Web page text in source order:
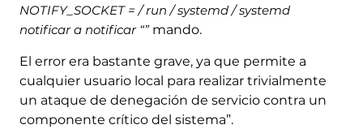
NOTIFY_SOCKET = / run / systemd / systemd
notificar a notificar “”mando.
El error era bastante grave, ya que permite a
cualquier usuario local para realizar trivialmente
un ataque de denegación de servicio contra un
componente crítico del sistema”.